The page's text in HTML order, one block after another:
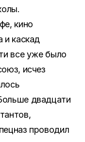
кино
и каскад
все уже было
исчез
двадцати
проводил